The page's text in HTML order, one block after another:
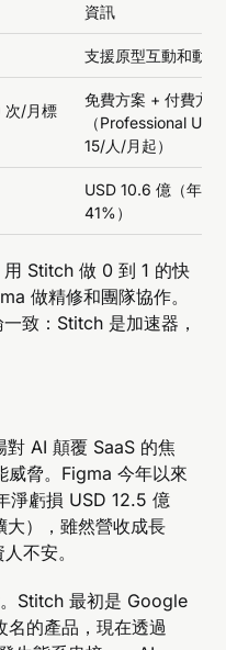
資訊
支援原型互動和動畫
次/月標
免費方案 + 付費方案
（Professional USD
15/人/月起）
USD 10.6 億（年增
41%）
Stitch 做 0 到 1 的快
做精修和團隊協作。
致：Stitch 是加速器，
AI 顛覆 SaaS 的焦
威脅。Figma 今年以來
淨虧損 USD 12.5 億
大），雖然營收成長
不安。
Stitch 最初是 Google
的產品，現在透過